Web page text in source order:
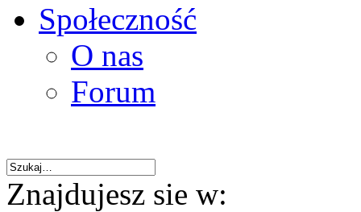
Społeczność
O nas
Forum
Znajdujesz sie w: